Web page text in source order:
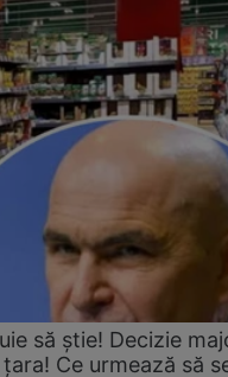
să știe! Decizie
Ce urmează să